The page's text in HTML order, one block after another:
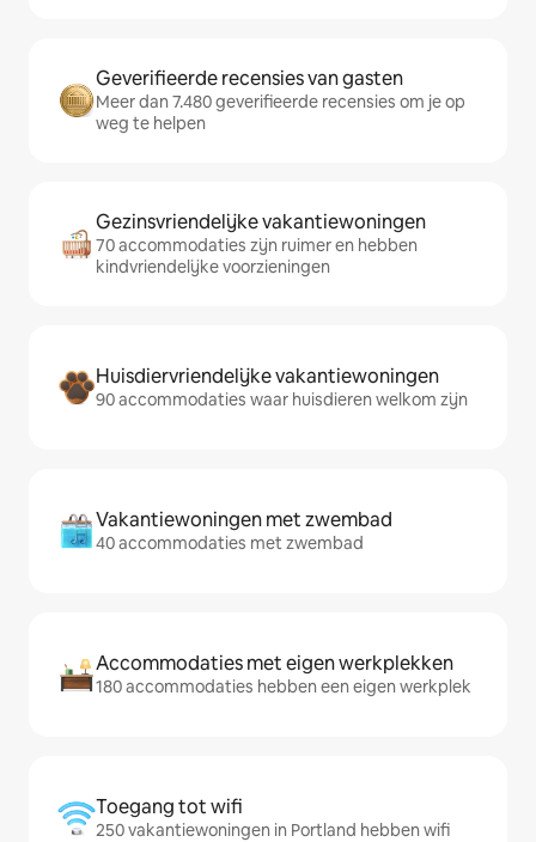
Geverifieerde recensies van gasten
Meer dan 7.480 geverifieerde recensies om je op
weg te helpen
Gezinsvriendelijke vakantiewoningen
70 accommodaties zijn ruimer en hebben
kindvriendelijke voorzieningen
Huisdiervriendelijke vakantiewoningen
90 accommodaties waar huisdieren welkom zijn
Vakantiewoningen met zwembad
40 accommodaties met zwembad
Accommodaties met eigen werkplekken
180 accommodaties hebben een eigen werkplek
Toegang tot wifi
250 vakantiewoningen in Portland hebben wifi